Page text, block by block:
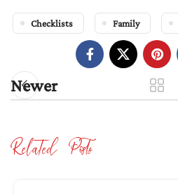
Checklists Family
Newer
Related Posts